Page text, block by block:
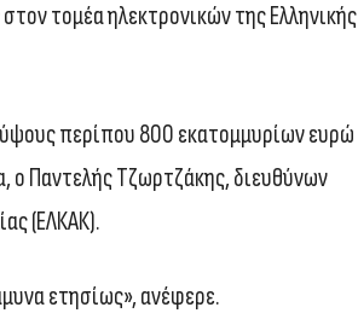
τομέα ηλεκτρονικών της Ελληνικής
περίπου 800 εκατομμυρίων ευρώ
ο Παντελής Τζωρτζάκης, διευθύνων
(ΕΛΚΑΚ).
ετησίως», ανέφερε.